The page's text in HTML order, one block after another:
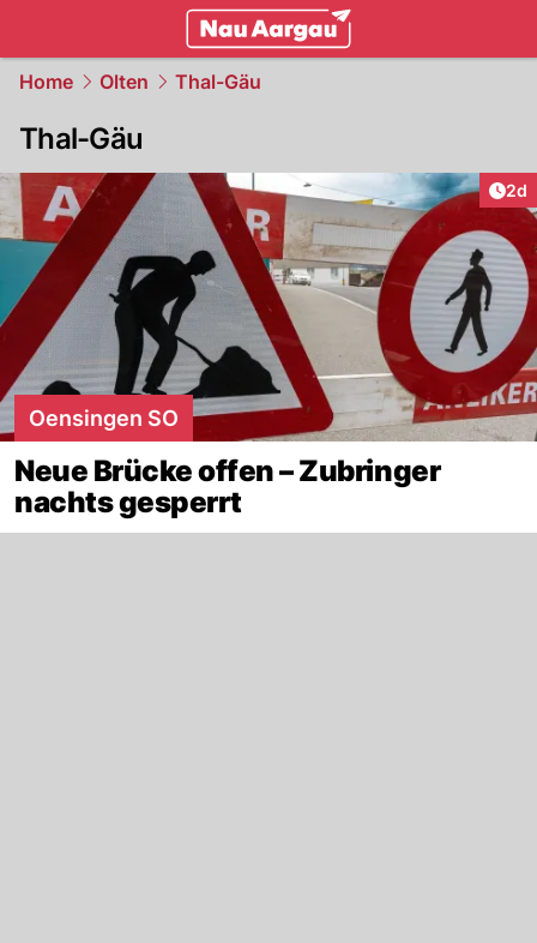
Home Olten Thal-Gäu
Thal-Gäu
2d
Oensingen SO
Neue Brücke offen – Zubringer
nachts gesperrt